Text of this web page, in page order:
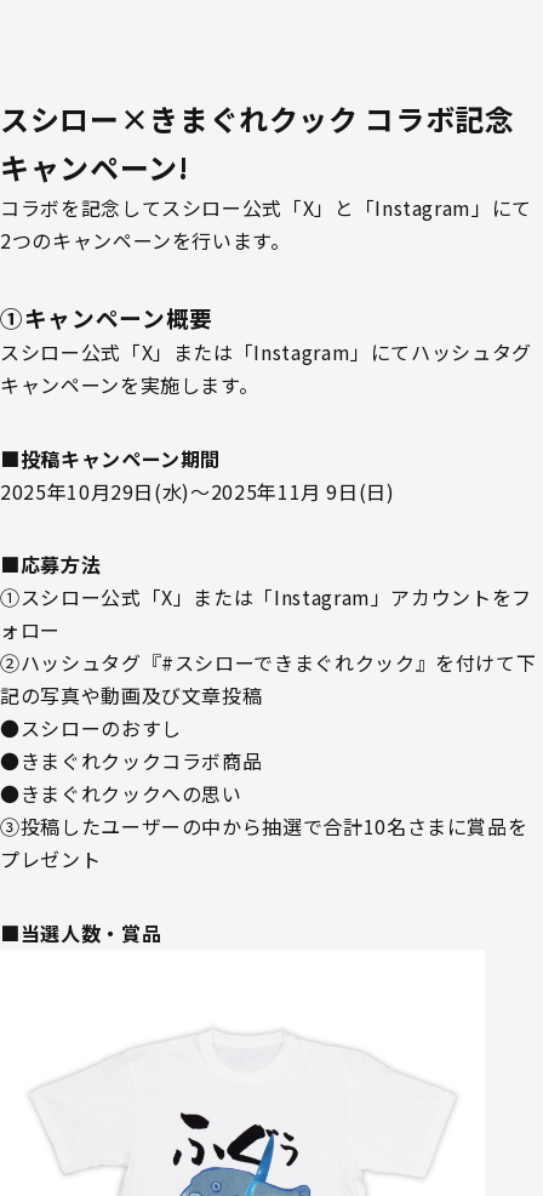
スシロー×きまぐれクック コラボ記念
キャンペーン!
コラボを記念してスシロー公式「X」と「Instagram」にて
2つのキャンペーンを行います。
①キャンペーン概要
スシロー公式「X」または「Instagram」にてハッシュタグ
キャンペーンを実施します。
■投稿キャンペーン期間
2025年10月29日(水)～2025年11月 9日(日)
■応募方法
①スシロー公式「X」または「Instagram」アカウントをフ
ォロー
②ハッシュタグ『#スシローできまぐれクック』を付けて下
記の写真や動画及び文章投稿
●スシローのおすし
●きまぐれクックコラボ商品
●きまぐれクックへの思い
③投稿したユーザーの中から抽選で合計10名さまに賞品を
プレゼント
■当選人数・賞品